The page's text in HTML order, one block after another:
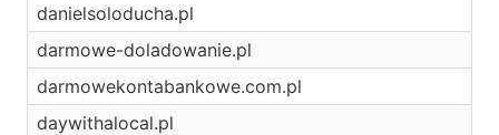
danielsoloducha.pl
darmowe-doladowanie.pl
darmowekontabankowe.com.pl
daywithalocal.pl